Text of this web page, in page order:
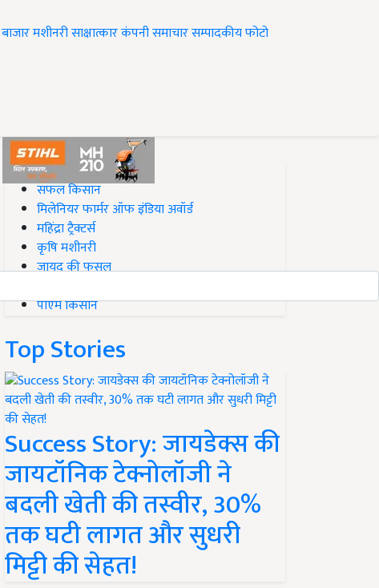
बाजारमशीनरीसाक्षात्कारकंपनी समाचारसम्पादकीयफोटो
#Top on Krishi Jagran
सफल किसान
मिलेनियर फार्मर ऑफ इंडिया अवॉर्ड
महिंद्रा ट्रैक्टर्स
कृषि मशीनरी
जायद की फसल
पीएम किसान
Top Stories
Success Story: जायडेक्स की
जायटॉनिक टेक्नोलॉजी ने
बदली खेती की तस्वीर, 30%
तक घटी लागत और सुधरी
मिट्टी की सेहत!